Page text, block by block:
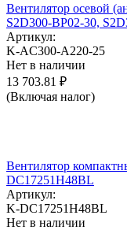
Вентилятор осевой
S2D300-BP02-30,
Артикул:
K-AC300-A220-25
Нет в наличии
13 703.81 ₽
(Включая налог)
Вентилятор
DC17251H48BL
Артикул:
K-DC17251H48BL
Нет в наличии